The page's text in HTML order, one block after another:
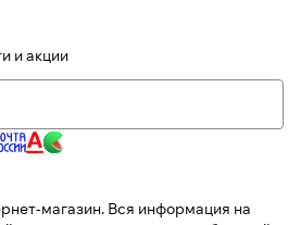
и акции
магазин. Вся информация на